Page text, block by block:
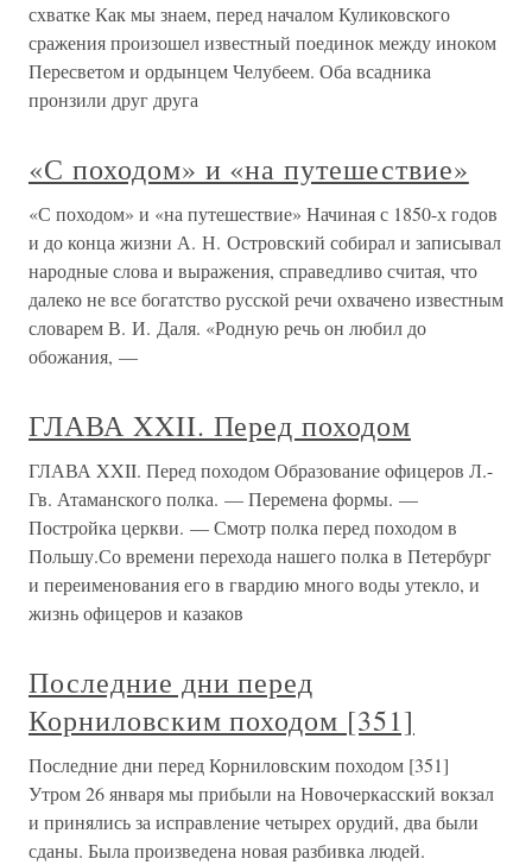
схватке Как мы знаем, перед началом Куликовского
сражения произошел известный поединок между иноком
Пересветом и ордынцем Челубеем. Оба всадника
пронзили друг друга
«С походом» и «на путешествие»
«С походом» и «на путешествие» Начиная с 1850-х годов
и до конца жизни А. Н. Островский собирал и записывал
народные слова и выражения, справедливо считая, что
далеко не все богатство русской речи охвачено известным
словарем В. И. Даля. «Родную речь он любил до
обожания, —
ГЛАВА XXII. Перед походом
ГЛАВА XXII. Перед походом Образование офицеров Л.-
Гв. Атаманского полка. — Перемена формы. —
Постройка церкви. — Смотр полка перед походом в
Польшу.Со времени перехода нашего полка в Петербург
и переименования его в гвардию много воды утекло, и
жизнь офицеров и казаков
Последние дни перед
Корниловским походом [351]
Последние дни перед Корниловским походом [351]
Утром 26 января мы прибыли на Новочеркасский вокзал
и принялись за исправление четырех орудий, два были
сданы. Была произведена новая разбивка людей.